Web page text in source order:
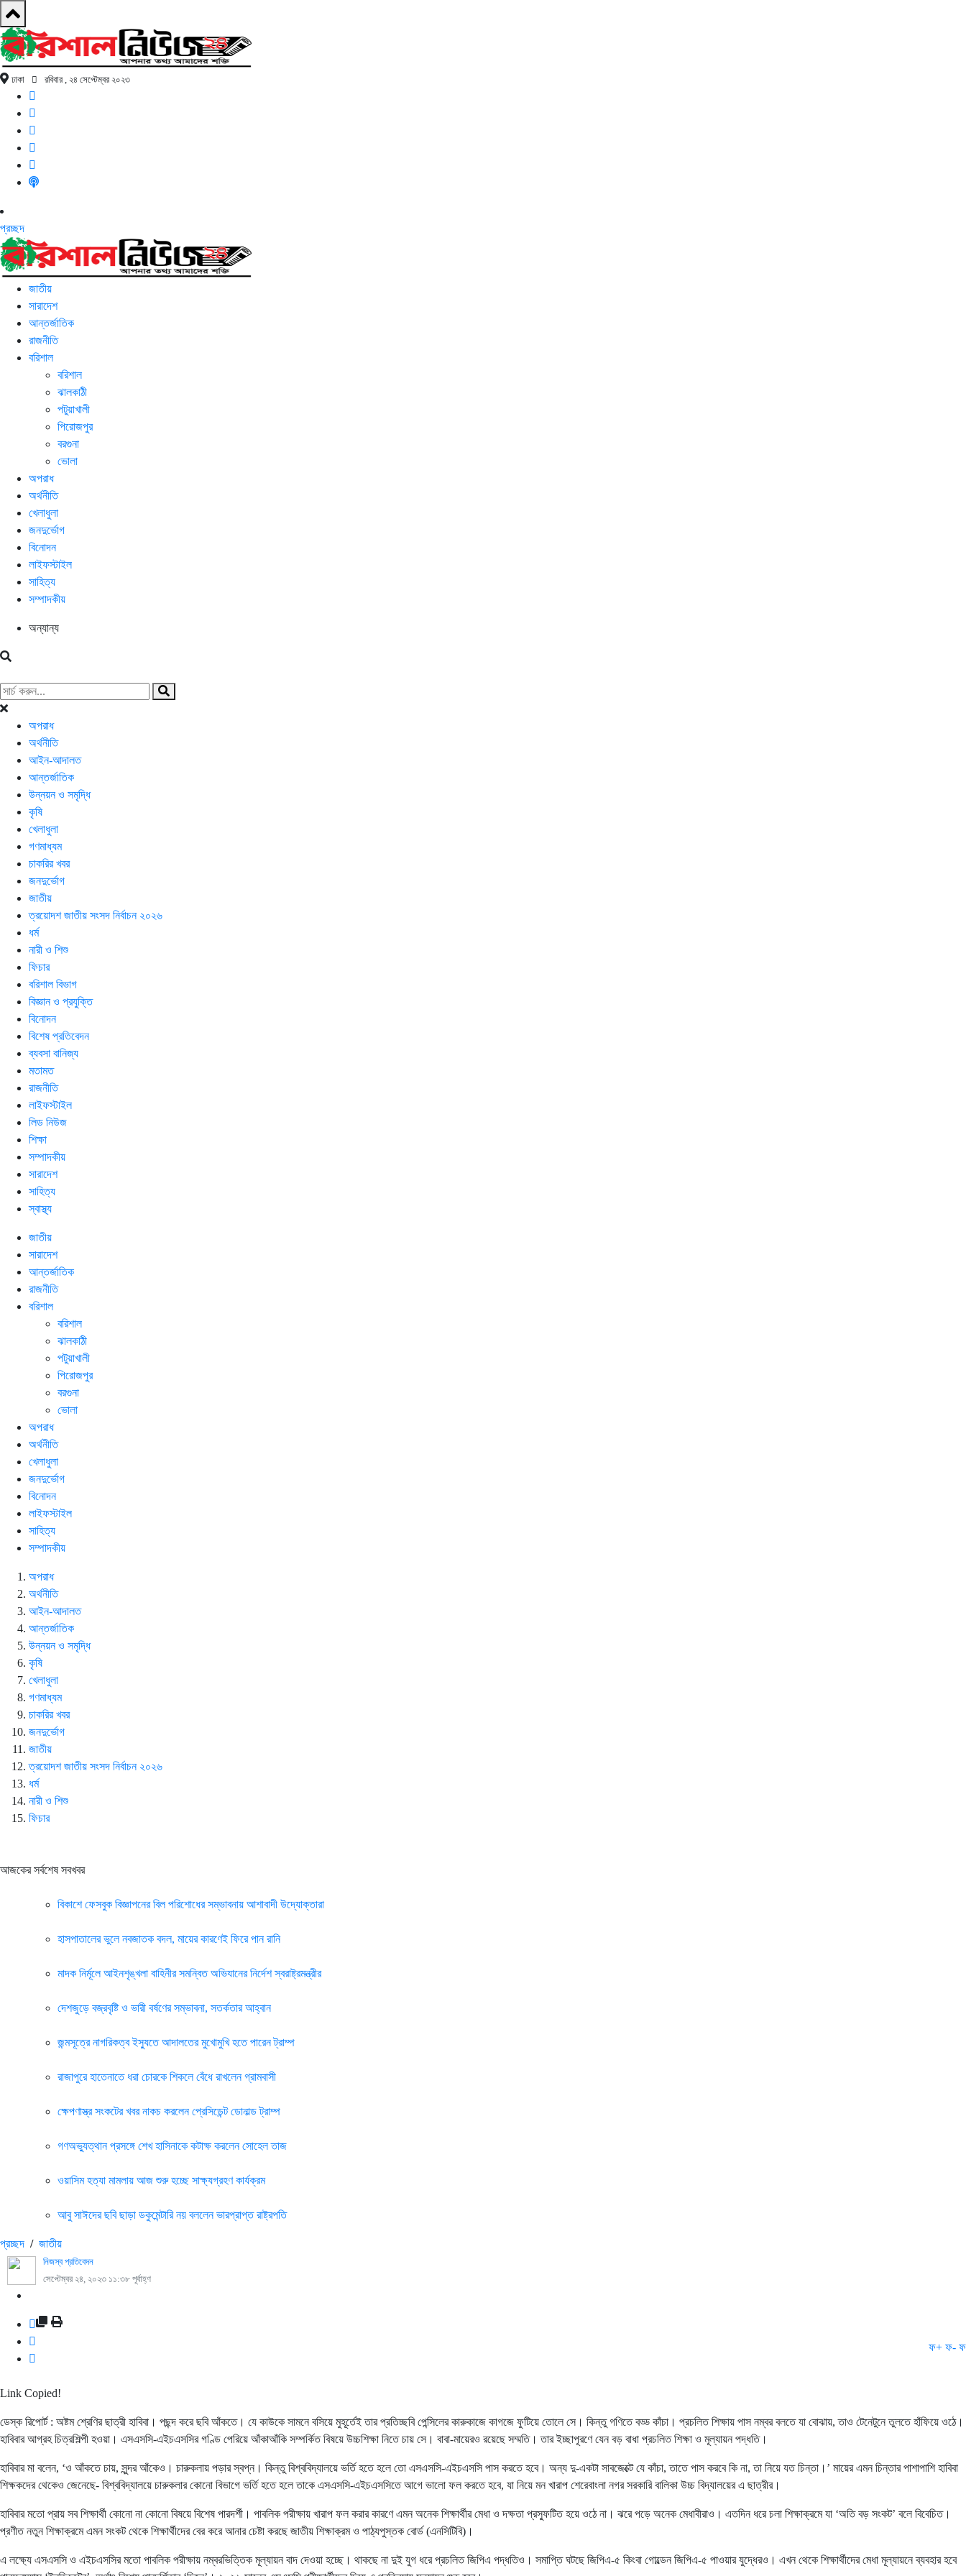
ঢাকা রবিবার , ২৪ সেপ্টেম্বর ২০২৩
প্রচ্ছদ
জাতীয়
সারাদেশ
আন্তর্জাতিক
রাজনীতি
বরিশাল
বরিশাল
ঝালকাঠী
পটুয়াখালী
পিরোজপুর
বরগুনা
ভোলা
অপরাধ
অর্থনীতি
খেলাধুলা
জনদুর্ভোগ
বিনোদন
লাইফস্টাইল
সাহিত্য
সম্পাদকীয়
অন্যান্য
অপরাধ
অর্থনীতি
আইন-আদালত
আন্তর্জাতিক
উন্নয়ন ও সমৃদ্ধি
কৃষি
খেলাধুলা
গণমাধ্যম
চাকরির খবর
জনদুর্ভোগ
জাতীয়
ত্রয়োদশ জাতীয় সংসদ নির্বাচন ২০২৬
ধর্ম
নারী ও শিশু
ফিচার
বরিশাল বিভাগ
বিজ্ঞান ও প্রযুক্তি
বিনোদন
বিশেষ প্রতিবেদন
ব্যবসা বানিজ্য
মতামত
রাজনীতি
লাইফস্টাইল
লিড নিউজ
শিক্ষা
সম্পাদকীয়
সারাদেশ
সাহিত্য
স্বাস্থ্য
জাতীয়
সারাদেশ
আন্তর্জাতিক
রাজনীতি
বরিশাল
বরিশাল
ঝালকাঠী
পটুয়াখালী
পিরোজপুর
বরগুনা
ভোলা
অপরাধ
অর্থনীতি
খেলাধুলা
জনদুর্ভোগ
বিনোদন
লাইফস্টাইল
সাহিত্য
সম্পাদকীয়
অপরাধ
অর্থনীতি
আইন-আদালত
আন্তর্জাতিক
উন্নয়ন ও সমৃদ্ধি
কৃষি
খেলাধুলা
গণমাধ্যম
চাকরির খবর
জনদুর্ভোগ
জাতীয়
ত্রয়োদশ জাতীয় সংসদ নির্বাচন ২০২৬
ধর্ম
নারী ও শিশু
ফিচার
আজকের সর্বশেষ সবখবর
বিকাশে ফেসবুক বিজ্ঞাপনের বিল পরিশোধের সম্ভাবনায় আশাবাদী উদ্যোক্তারা
হাসপাতালের ভুলে নবজাতক বদল, মায়ের কারণেই ফিরে পান রানি
মাদক নির্মূলে আইনশৃঙ্খলা বাহিনীর সমন্বিত অভিযানের নির্দেশ স্বরাষ্ট্রমন্ত্রীর
দেশজুড়ে বজ্রবৃষ্টি ও ভারী বর্ষণের সম্ভাবনা, সতর্কতার আহ্বান
জন্মসূত্রে নাগরিকত্ব ইস্যুতে আদালতের মুখোমুখি হতে পারেন ট্রাম্প
রাজাপুরে হাতেনাতে ধরা চোরকে শিকলে বেঁধে রাখলেন গ্রামবাসী
ক্ষেপণাস্ত্র সংকটের খবর নাকচ করলেন প্রেসিডেন্ট ডোনাল্ড ট্রাম্প
গণঅভ্যুত্থান প্রসঙ্গে শেখ হাসিনাকে কটাক্ষ করলেন সোহেল তাজ
ওয়াসিম হত্যা মামলায় আজ শুরু হচ্ছে সাক্ষ্যগ্রহণ কার্যক্রম
আবু সাঈদের ছবি ছাড়া ডকুমেন্টারি নয় বললেন ভারপ্রাপ্ত রাষ্ট্রপতি
প্রচ্ছদ / জাতীয়
নিজস্ব প্রতিবেদন
সেপ্টেম্বর ২৪, ২০২৩ ১১:৩৮ পূর্বাহ্ণ
ফ+ ফ- ফ
Link Copied!
ডেস্ক রিপোর্ট : অষ্টম শ্রেণির ছাত্রী হাবিবা। পছন্দ করে ছবি আঁকতে। যে কাউকে সামনে বসিয়ে মুহূর্তেই তার প্রতিচ্ছবি পেন্সিলের কারুকাজে কাগজে ফুটিয়ে তোলে সে। কিন্তু গণিতে বড্ড কাঁচা। প্রচলিত শিক্ষায় পাস নম্বর বলতে যা বোঝায়, তাও টেনেটুনে তুলতে হাঁফিয়ে ওঠে।
হাবিবার আগ্রহ চিত্রশিল্পী হওয়া। এসএসসি-এইচএসসির গণ্ডি পেরিয়ে আঁকাআঁকি সম্পর্কিত বিষয়ে উচ্চশিক্ষা নিতে চায় সে। বাবা-মায়েরও রয়েছে সম্মতি। তার ইচ্ছাপূরণে যেন বড় বাধা প্রচলিত শিক্ষা ও মূল্যায়ন পদ্ধতি।
হাবিবার মা বলেন, ‘ও আঁকতে চায়, সুন্দর আঁকেও। চারুকলায় পড়ার স্বপ্ন। কিন্তু বিশ্ববিদ্যালয়ে ভর্তি হতে হলে তো এসএসসি-এইচএসসি পাস করতে হবে। অন্য দু-একটা সাবজেক্টে যে কাঁচা, তাতে পাস করবে কি না, তা নিয়ে যত চিন্তা।’ মায়ের এমন চিন্তার পাশাপাশি হাবিবা
শিক্ষকদের থেকেও জেনেছে- বিশ্ববিদ্যালয়ে চারুকলার কোনো বিভাগে ভর্তি হতে হলে তাকে এসএসসি-এইচএসসিতে আগে ভালো ফল করতে হবে, যা নিয়ে মন খারাপ শেরেবাংলা নগর সরকারি বালিকা উচ্চ বিদ্যালয়ের এ ছাত্রীর।
হাবিবার মতো প্রায় সব শিক্ষার্থী কোনো না কোনো বিষয়ে বিশেষ পারদর্শী। পাবলিক পরীক্ষায় খারাপ ফল করার কারণে এমন অনেক শিক্ষার্থীর মেধা ও দক্ষতা প্রস্ফুটিত হয়ে ওঠে না। ঝরে পড়ে অনেক মেধাবীরাও। এতদিন ধরে চলা শিক্ষাক্রমে যা ‘অতি বড় সংকট’ বলে বিবেচিত।
প্রণীত নতুন শিক্ষাক্রমে এমন সংকট থেকে শিক্ষার্থীদের বের করে আনার চেষ্টা করছে জাতীয় শিক্ষাক্রম ও পাঠ্যপুস্তক বোর্ড (এনসিটিবি)।
এ লক্ষ্যে এসএসসি ও এইচএসসির মতো পাবলিক পরীক্ষায় নম্বরভিত্তিক মূল্যায়ন বাদ দেওয়া হচ্ছে। থাকছে না দুই যুগ ধরে প্রচলিত জিপিএ পদ্ধতিও। সমাপ্তি ঘটছে জিপিএ-৫ কিংবা গোল্ডেন জিপিএ-৫ পাওয়ার যুদ্ধেরও। এখন থেকে শিক্ষার্থীদের মেধা মূল্যায়নে ব্যবহার হবে